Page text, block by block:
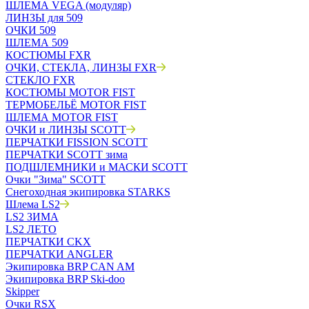
ШЛЕМА VEGA (модуляр)
ЛИНЗЫ для 509
ОЧКИ 509
ШЛЕМА 509
КОСТЮМЫ FXR
ОЧКИ, СТЕКЛА, ЛИНЗЫ FXR
СТЕКЛО FXR
КОСТЮМЫ MOTOR FIST
ТЕРМОБЕЛЬЁ MOTOR FIST
ШЛЕМА MOTOR FIST
ОЧКИ и ЛИНЗЫ SCOTT
ПЕРЧАТКИ FISSION SCOTT
ПЕРЧАТКИ SCOTT зима
ПОДШЛЕМНИКИ и МАСКИ SCOTT
Очки "Зима" SCOTT
Снегоходная экипировка STARKS
Шлема LS2
LS2 ЗИМА
LS2 ЛЕТО
ПЕРЧАТКИ CKX
ПЕРЧАТКИ ANGLER
Экипировка BRP CAN AM
Экипировка BRP Ski-doo
Skipper
Очки RSX